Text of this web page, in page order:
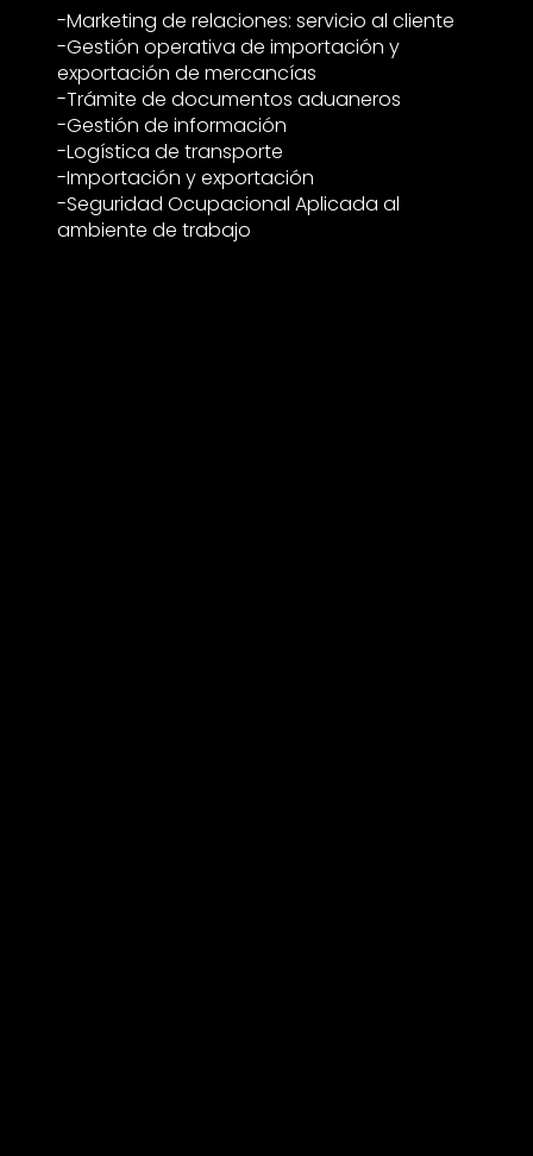
-Marketing de relaciones: servicio al cliente
-Gestión operativa de importación y
exportación de mercancías
-Trámite de documentos aduaneros
-Gestión de información
-Logística de transporte
-Importación y exportación
-Seguridad Ocupacional Aplicada al
ambiente de trabajo